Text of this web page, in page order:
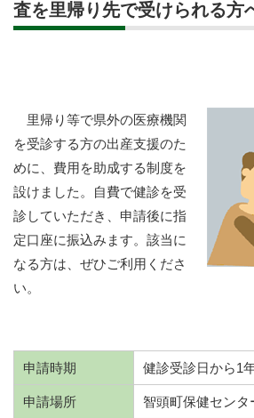
査を里帰り先で受けられる方
里帰り等で県外の医療機関
を受診する方の出産支援のた
めに、費用を助成する制度を
設けました。自費で健診を受
診していただき、申請後に指
定口座に振込みます。該当に
なる方は、ぜひご利用くださ
い。
申請時期 健診受診日から1
申請場所 智頭町保健セン